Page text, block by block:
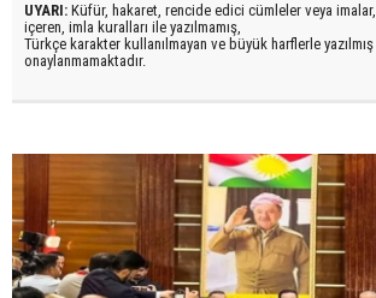
UYARI: Küfür, hakaret, rencide edici cümleler veya imalar,
içeren, imla kuralları ile yazılmamış,
Türkçe karakter kullanılmayan ve büyük harflerle
onaylanmamaktadır.